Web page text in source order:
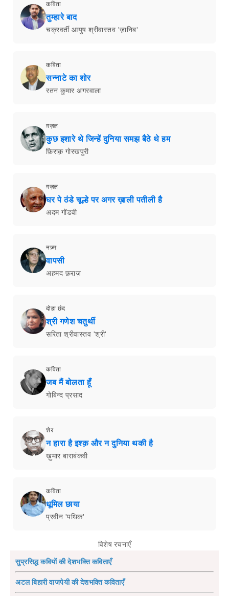
कविता
तुम्हारे बाद
चक्रवर्ती आयुष श्रीवास्तव 'ज़ानिब'
कविता
सन्नाटे का शोर
रतन कुमार अगरवाला
ग़ज़ल
कुछ इशारे थे जिन्हें दुनिया समझ बैठे थे हम
फ़िराक़ गोरखपुरी
ग़ज़ल
घर पे ठंडे चूल्हे पर अगर ख़ाली पतीली है
अदम गोंडवी
नज़्म
वापसी
अहमद फ़राज़
दोहा छंद
श्री गणेश चतुर्थी
सरिता श्रीवास्तव 'श्री'
कविता
जब मैं बोलता हूँ
गोबिन्द प्रसाद
शेर
न हारा है इश्क़ और न दुनिया थकी है
ख़ुमार बाराबंकवी
कविता
धूमिल छाया
प्रवीन 'पथिक'
विशेष रचनाएँ
सुप्रसिद्ध कवियों की देशभक्ति कविताएँ
अटल बिहारी वाजपेयी की देशभक्ति कविताएँ